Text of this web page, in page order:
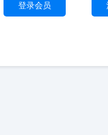
登录会员